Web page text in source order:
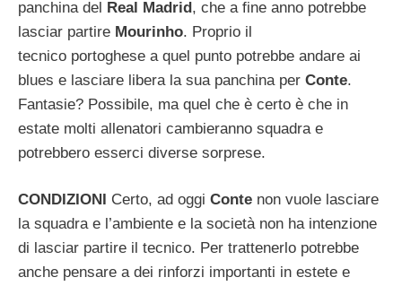
panchina del Real Madrid, che a fine anno potrebbe
lasciar partire Mourinho. Proprio il
tecnico portoghese a quel punto potrebbe andare ai
blues e lasciare libera la sua panchina per Conte.
Fantasie? Possibile, ma quel che è certo è che in
estate molti allenatori cambieranno squadra e
potrebbero esserci diverse sorprese.
CONDIZIONI Certo, ad oggi Conte non vuole lasciare
la squadra e l’ambiente e la società non ha intenzione
di lasciar partire il tecnico. Per trattenerlo potrebbe
anche pensare a dei rinforzi importanti in estete e